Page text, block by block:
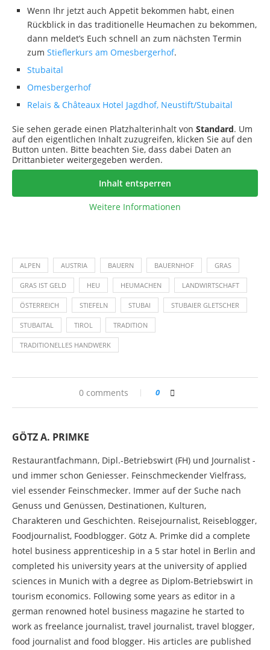
Wenn Ihr jetzt auch Appetit bekommen habt, einen
Rückblick in das traditionelle Heumachen zu bekommen,
dann meldet’s Euch schnell an zum nächsten Termin
zum Stieflerkurs am Omesbergerhof.
Stubaital
Omesbergerhof
Relais & Châteaux Hotel Jagdhof, Neustift/Stubaital
Sie sehen gerade einen Platzhalterinhalt von Standard. Um
auf den eigentlichen Inhalt zuzugreifen, klicken Sie auf den
Button unten. Bitte beachten Sie, dass dabei Daten an
Drittanbieter weitergegeben werden.
Inhalt entsperren
Weitere Informationen
ALPEN AUSTRIA BAUERN BAUERNHOF GRAS
GRAS IST GELD HEU HEUMACHEN LANDWIRTSCHAFT
ÖSTERREICH STIEFELN STUBAI STUBAIER GLETSCHER
STUBAITAL TIROL TRADITION
TRADITIONELLES HANDWERK
0 comments 0
GÖTZ A. PRIMKE
Restaurantfachmann, Dipl.-Betriebswirt (FH) und Journalist -
und immer schon Geniesser. Feinschmeckender Vielfrass,
viel essender Feinschmecker. Immer auf der Suche nach
Genuss und Genüssen, Destinationen, Kulturen,
Charakteren und Geschichten. Reisejournalist, Reiseblogger,
Foodjournalist, Foodblogger. Götz A. Primke did a complete
hotel business apprenticeship in a 5 star hotel in Berlin and
completed his university years at the university of applied
sciences in Munich with a degree as Diplom-Betriebswirt in
tourism economics. Following some years as editor in a
german renowned hotel business magazine he started to
work as freelance journalist, travel journalist, travel blogger,
food journalist and food blogger. His articles are published